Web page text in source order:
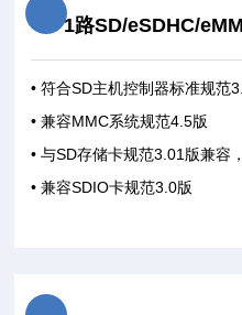
1路SD/eSDHC/
• 符合SD主机控制器标准规范
• 兼容MMC系统规范4.5版
• 与SD存储卡规范3.01版兼容
• 兼容SDIO卡规范3.0版